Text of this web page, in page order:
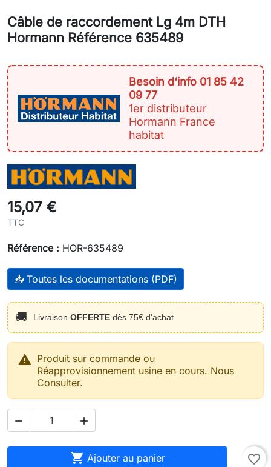
Câble de raccordement Lg 4m DTH
Hormann Référence 635489
Besoin d‘info 01 85 42
09 77
1er distributeur
Hormann France
habitat
15,07 €
TTC
Référence : HOR-635489
📥 Toutes les documentations (PDF)
🚚 Livraison OFFERTE dès 75€ d'achat
 Produit sur commande ou
Réapprovisionnement usine en cours. Nous
Consulter.
 
 Ajouter au panier favorite_border